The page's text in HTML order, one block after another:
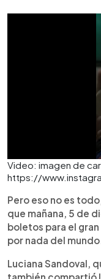
Video: imagen de
https://
Pero eso no es
que mañana, 5 de
boletos para el
por nada del
Luciana Sandoval,